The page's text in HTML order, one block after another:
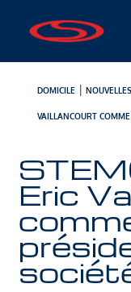
DOMICILE |
VAILLANCOURT
Eric